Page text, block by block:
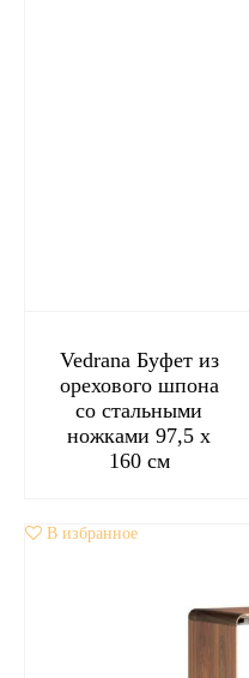
Vedrana Буфет из
орехового шпона
со стальными
ножками 97,5 x
160 см
В избранное